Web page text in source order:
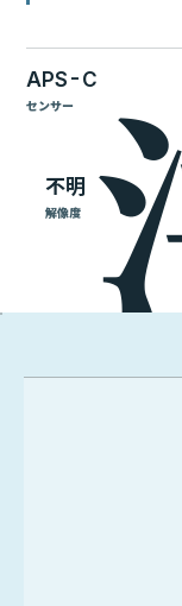
APS-C
センサー
不明
解像度